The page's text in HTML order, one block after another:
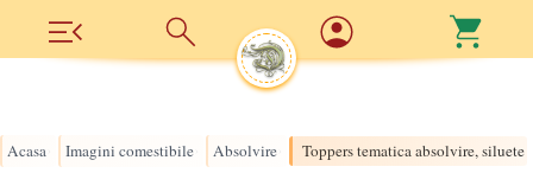
Acasa Imagini comestibile Absolvire Toppers tematica absolvire, siluete